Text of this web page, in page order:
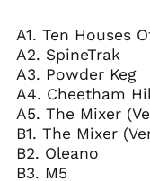
A1. Ten Houses
A2. SpineTrak
A3. Powder Keg
A4. Cheetham
A5. The Mixer
B1. The Mixer
B2. Oleano
B3. M5